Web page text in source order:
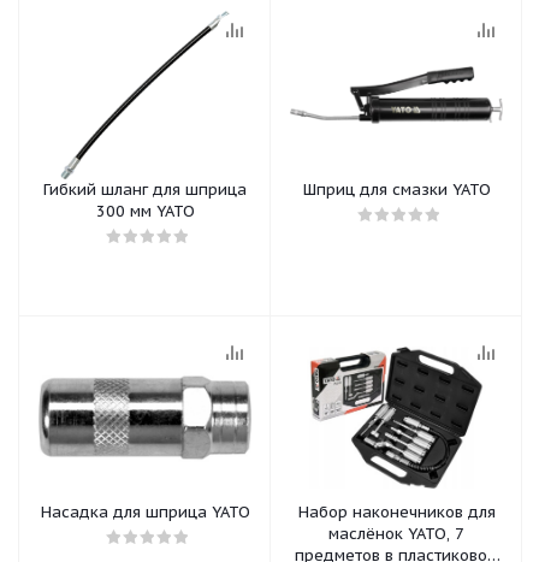
Гибкий шланг для шприца
300 мм YATO
Шприц для смазки YATO
Насадка для шприца YATO
Набор наконечников для
маслёнок YATO, 7
предметов в пластиковом